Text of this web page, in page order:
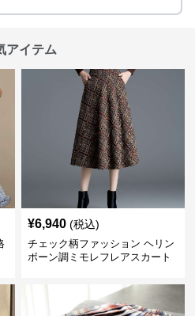
アイテム
¥6,940 (税込)
チェック柄ファッション ヘリン
ボーン調ミモレフレアスカート